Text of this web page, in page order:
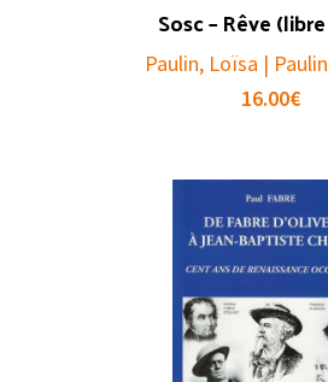
Sosc – Rêve
Paulin, Loïsa |
16.00€